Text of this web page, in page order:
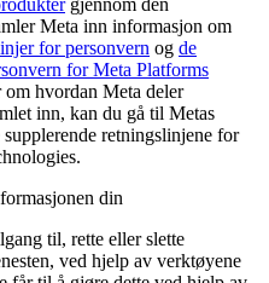
Meta inn informasjon om
for personvern og de
for Meta Platforms
hvordan Meta deler
inn, kan du gå til Metas
retningslinjene for
din
til, rette eller slette
ved hjelp av verktøyene